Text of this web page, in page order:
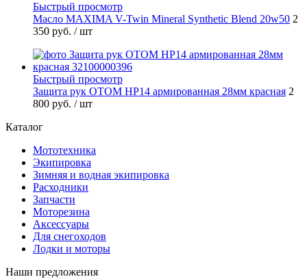
Быстрый просмотр
Масло MAXIMA V-Twin Mineral Synthetic Blend 20w50 2
350 руб. / шт
Быстрый просмотр
Защита рук OTOM HP14 армированная 28мм красная 2
800 руб. / шт
Каталог
Мототехника
Экипировка
Зимняя и водная экипировка
Расходники
Запчасти
Моторезина
Аксессуары
Для снегоходов
Лодки и моторы
Наши предложения